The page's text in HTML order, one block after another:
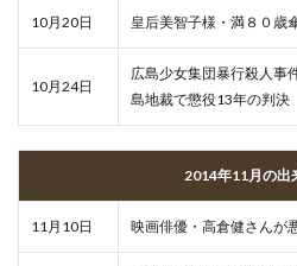
10月20日 皇后美智子様・満８０歳
10月24日
広島少女集団暴行殺人事
島地裁で懲役13年の判決
2014年11月の出
11月10日 映画俳優・高倉健さんが